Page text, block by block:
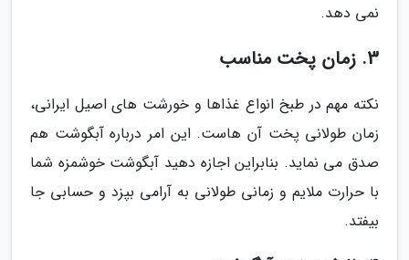
نمی دهد.
3. زمان پخت مناسب
نکته مهم در طبخ انواع غذاها و خورشت های اصیل ایرانی،
زمان طولانی پخت آن هاست. این امر درباره آبگوشت هم
صدق می نماید. بنابراین اجازه دهید آبگوشت خوشمزه شما
با حرارت ملایم و زمانی طولانی به آرامی بپزد و حسابی جا
بیفتد.